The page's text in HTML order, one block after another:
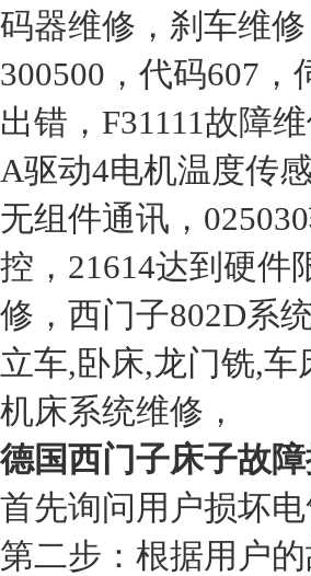
码器维修，刹车维
300500，代码607
出错，F31111故障
A驱动4电机温度传
无组件通讯，
控，21614达到硬件
修，西门子802D系
立车,卧床,龙门铣,
机床系统维修，
德国西门子床子故
首先询问用户损坏
第二步：根据用户